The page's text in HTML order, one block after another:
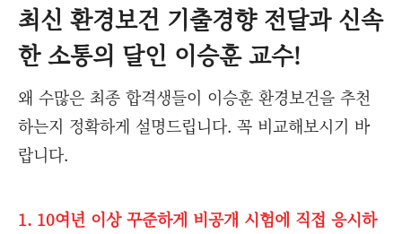
최신 환경보건 기출경향 전달과 신속
한 소통의 달인 이승훈 교수!
왜 수많은 최종 합격생들이 이승훈 환경보건을 추천
하는지 정확하게 설명드립니다. 꼭 비교해보시기 바
랍니다.
1. 10여년 이상 꾸준하게 비공개 시험에 직접 응시하